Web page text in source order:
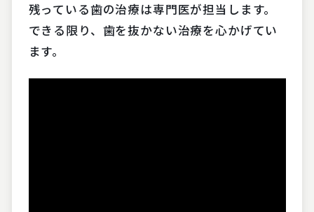
残っている歯の治療は専門医が担当します。
できる限り、歯を抜かない治療を心かげてい
ます。